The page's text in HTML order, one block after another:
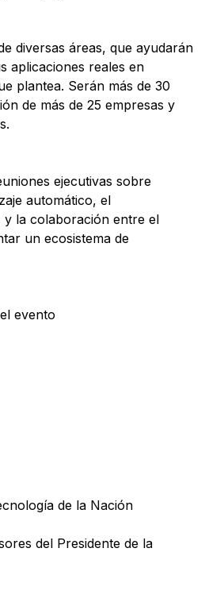
diversas áreas, que ayudarán
aplicaciones reales en
plantea. Serán más de 30
de más de 25 empresas y
ejecutivas sobre
automático, el
y la colaboración entre el
un ecosistema de
evento
de la Nación
del Presidente de la